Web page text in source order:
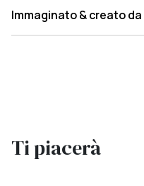
Immaginato & creato da
Ti piacerà